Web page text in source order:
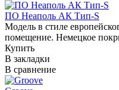
ПО Неаполь АК Тип-S
Модель в стиле
помещение. Немецкое
Купить
В закладки
В сравнение